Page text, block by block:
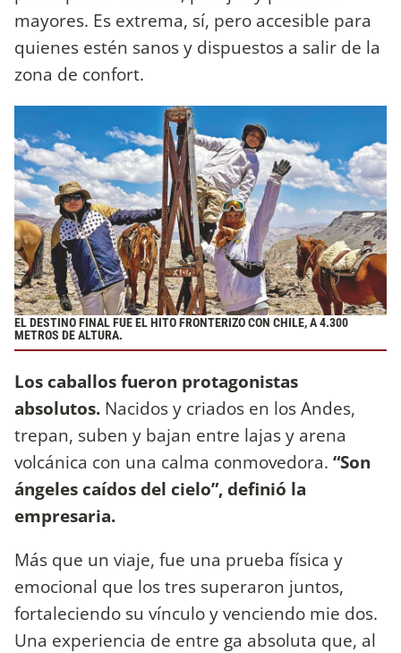
mayores. Es extrema, sí, pero accesible para
quienes estén sanos y dispuestos a salir de la
zona de confort.
EL DESTINO FINAL FUE EL HITO FRONTERIZO CON CHILE, A 4.300
METROS DE ALTURA.
Los caballos fueron protagonistas
absolutos. Nacidos y criados en los Andes,
trepan, suben y bajan entre lajas y arena
volcánica con una calma conmovedora. “Son
ángeles caídos del cielo”, definió la
empresaria.
Más que un viaje, fue una prueba física y
emocional que los tres superaron juntos,
fortaleciendo su vínculo y venciendo mie dos.
Una experiencia de entre ga absoluta que, al